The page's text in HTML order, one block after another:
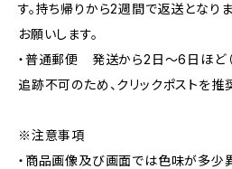
す。持ち帰りから2週間で返送となり
お願いします。
・普通郵便 発送から2日〜6日ほど（
追跡不可のため、クリックポストを推
※注意事項
・商品画像及び画面では色味が多少